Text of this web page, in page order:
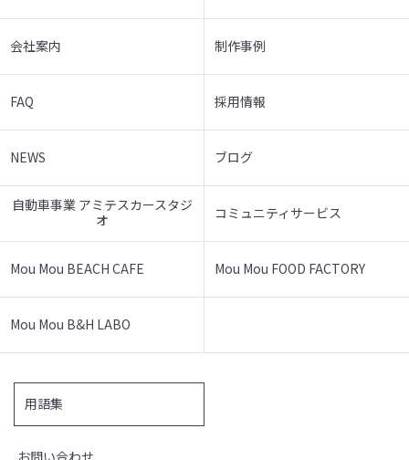
会社案内 制作事例
FAQ 採用情報
NEWS ブログ
自動車事業 アミテスカースタジ
オ
コミュニティサービス
Mou Mou BEACH CAFE Mou Mou FOOD FACTORY
Mou Mou B&H LABO
用語集
お問い合わせ